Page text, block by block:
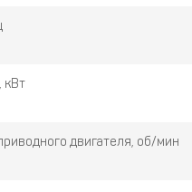
кВт
двигателя, об/мин